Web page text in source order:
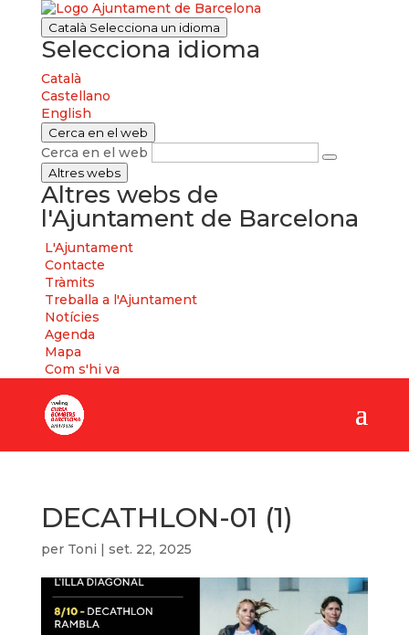
Català Selecciona un idioma
Selecciona idioma
Català
Castellano
English
Cerca en el web
Cerca en el web
Altres webs
Altres webs de
l'Ajuntament de Barcelona
L'Ajuntament
Contacte
Tràmits
Treballa a l'Ajuntament
Notícies
Agenda
Mapa
Com s'hi va
DECATHLON-01 (1)
per Toni | set. 22, 2025